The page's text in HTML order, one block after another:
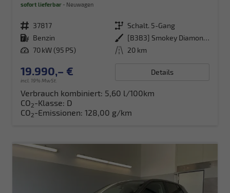
sofort lieferbar Neuwagen
Fahrzeugnr. 37817 Getriebe Schalt. 5-Gang
Kraftstoff Benzin Außenfarbe
[B3B3] Smokey Diamond-Silber Metallic
Leistung 70 kW (95 PS) Kilometerstand 20 km
19.990,– €
incl. 19% MwSt.
Details
Verbrauch kombiniert: 5,60 l/100km
CO2-Klasse: D
CO2-Emissionen: 128,00 g/km